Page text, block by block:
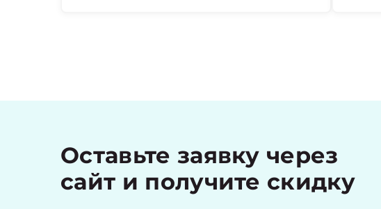
Оставьте заявку через
сайт и получите скидку